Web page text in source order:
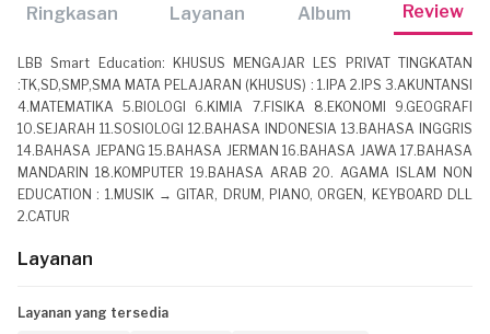
Ringkasan Layanan Album Review
LBB Smart Education: KHUSUS MENGAJAR LES PRIVAT TINGKATAN
:TK,SD,SMP,SMA MATA PELAJARAN (KHUSUS) : 1.IPA 2.IPS 3.AKUNTANSI
4.MATEMATIKA 5.BIOLOGI 6.KIMIA 7.FISIKA 8.EKONOMI 9.GEOGRAFI
10.SEJARAH 11.SOSIOLOGI 12.BAHASA INDONESIA 13.BAHASA INGGRIS
14.BAHASA JEPANG 15.BAHASA JERMAN 16.BAHASA JAWA 17.BAHASA
MANDARIN 18.KOMPUTER 19.BAHASA ARAB 20. AGAMA ISLAM NON
EDUCATION : 1.MUSIK → GITAR, DRUM, PIANO, ORGEN, KEYBOARD DLL
2.CATUR
Layanan
Layanan yang tersedia